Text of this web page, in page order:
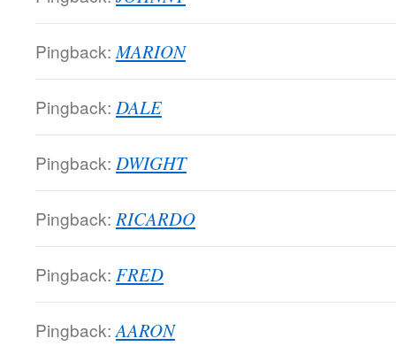
Pingback: MARION
Pingback: DALE
Pingback: DWIGHT
Pingback: RICARDO
Pingback: FRED
Pingback: AARON